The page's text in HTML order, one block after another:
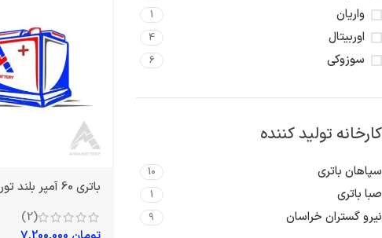
واریان 1
اوربیتال 4
سوزوکی 6
کارخانه تولید کننده
سپاهان باتری 10
صبا باتری 1
نیرو گستران خراسان 9
باتری 60 آمپر بلند توربو
(2)